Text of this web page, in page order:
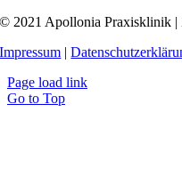
© 2021 Apollonia Praxisklinik |
Impressum |
Page load link
Go to Top